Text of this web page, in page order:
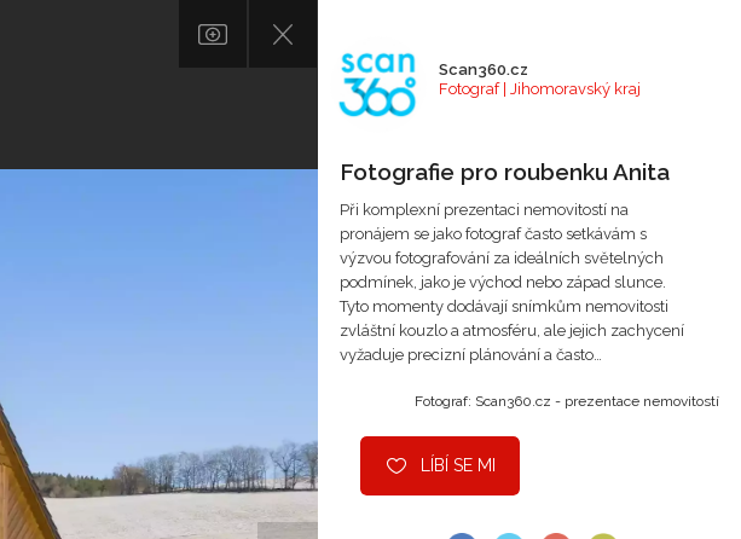
Scan360.cz
Fotograf | Jihomoravský kraj
Fotografie pro roubenku Anita
Při komplexní prezentaci nemovitostí na
pronájem se jako fotograf často setkávám s
výzvou fotografování za ideálních světelných
podmínek, jako je východ nebo západ slunce.
Tyto momenty dodávají snímkům nemovitosti
zvláštní kouzlo a atmosféru, ale jejich zachycení
vyžaduje precizní plánování a často…
Fotograf: Scan360.cz - prezentace nemovitostí
LÍBÍ SE MI